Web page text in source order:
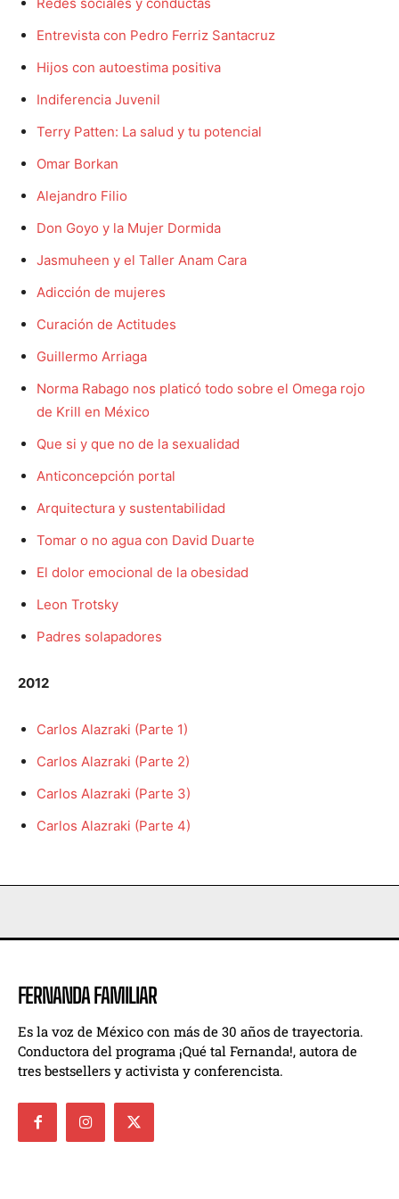
Tendencia
Embajada del Reino Unido recibe a Graham Mairs
Por primera vez, relojes conmemorativos del Mundial
íntima de Maximiliano López-Córdoba
Muere Sonny Rollins, el Coloso del jazz que convirtió
Descubren al Nagatitán, el dinosaurio gigante que
Company
Tendencia
Embajada del Reino Unido recibe a Graham Mairs
Por primera vez, relojes conmemorativos del Mundial
íntima de Maximiliano López-Córdoba
Muere Sonny Rollins, el Coloso del jazz que convirtió
Descubren al Nagatitán, el dinosaurio gigante que
Company
Entrevista con Pedro Ferriz Santacruz
Hijos con autoestima positiva
Indiferencia Juvenil
Terry Patten: La salud y tu potencial
Omar Borkan
Alejandro Filio
Don Goyo y la Mujer Dormida
Jasmuheen y el Taller Anam Cara
Adicción de mujeres
Curación de Actitudes
Guillermo Arriaga
Norma Rabago nos platicó todo sobre el Omega rojo
de Krill en México
Que si y que no de la sexualidad
Anticoncepción portal
Arquitectura y sustentabilidad
Tomar o no agua con David Duarte
El dolor emocional de la obesidad
Leon Trotsky
Padres solapadores
2012
Carlos Alazraki (Parte 1)
Carlos Alazraki (Parte 2)
Carlos Alazraki (Parte 3)
Carlos Alazraki (Parte 4)
FERNANDA FAMILIAR
Es la voz de México con más de 30 años de trayectoria.
Conductora del programa ¡Qué tal Fernanda!, autora de
tres bestsellers y activista y conferencista.